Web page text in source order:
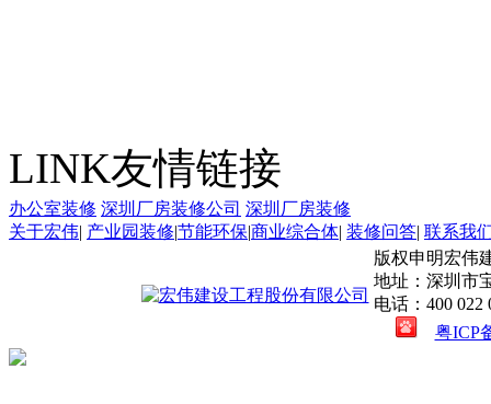
LINK友情链接
办公室装修 深圳厂房装修公司 深圳厂房装修
关于宏伟| 产业园装修|节能环保|商业综合体| 装修问答| 联系我
版权申明宏伟
地址：深圳市
电话：400 022
粤ICP